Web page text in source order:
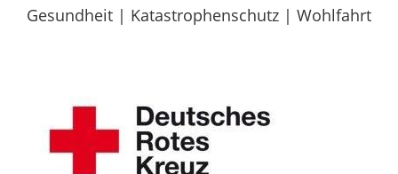
Gesundheit Katastrophenschutz Wohlfahrt